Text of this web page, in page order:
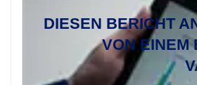
DIESEN BERICHT
VON EINEM